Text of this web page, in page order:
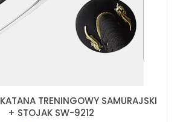
TRENINGOWY SAMURAJSKI
+ STOJAK SW-9212